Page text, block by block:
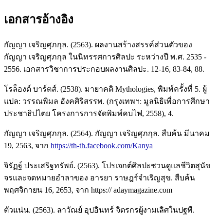
เอกสารอ้างอิง
กัญญา เจริญศุภกุล. (2563). ผลงานสร้างสรรค์ส่วนตัวของ
กัญญา เจริญศุภกุล ในนิทรรศการศิลปะ ระหว่างปี พ.ศ. 2535 -
2556. เอกสารวิชาการประกอบผลงานศิลปะ. 12-16, 83-84, 88.
โรล็องด์ บาร์ตส์. (2538). มายาคติ Mythologies, พิมพ์ครั้งที่ 5. ผู้
แปล: วรรณพิมล อังคศิริสรรพ. (กรุงเทพฯ: มูลนิธิเพื่อการศึกษา
ประชาธิปไตย โครงการการจัดพิมพ์คบไฟ, 2558), 4.
กัญญา เจริญศุภกุล. (2564). กัญญา เจริญศุภกุล. สืบค้น มีนาคม
19, 2563, จาก https://th-th.facebook.com/Kanya
จิรัฏฐ์ ประเสริฐทรัพย์. (2563). โปรเจกต์ศิลปะชวนดูแลชีวิตสุนัข
จรและจดหมายอำลาของ อารยา ราษฎร์จำเริญสุข. สืบค้น
พฤศจิกายน 16, 2653, จาก https:// adaymagazine.com
ตัวแน่น. (2563). ลาวัณย์ อุปอินทร์ จิตรกรผู้งามเลิศในปฐพี.